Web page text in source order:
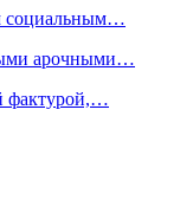
социальным…
арочными…
фактурой,…